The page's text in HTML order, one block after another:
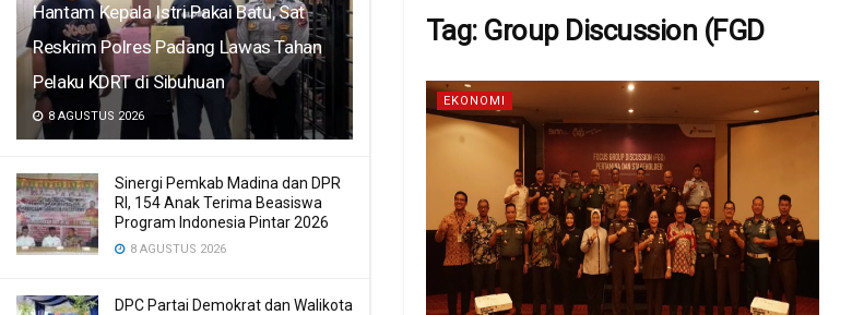
Hantam Kepala Istri Pakai Batu, Sat
Reskrim Polres Padang Lawas Tahan
Pelaku KDRT di Sibuhuan
8 AGUSTUS 2026
Sinergi Pemkab Madina dan DPR
RI, 154 Anak Terima Beasiswa
Program Indonesia Pintar 2026
8 AGUSTUS 2026
DPC Partai Demokrat dan Walikota
Tag: Group Discussion (FGD
EKONOMI